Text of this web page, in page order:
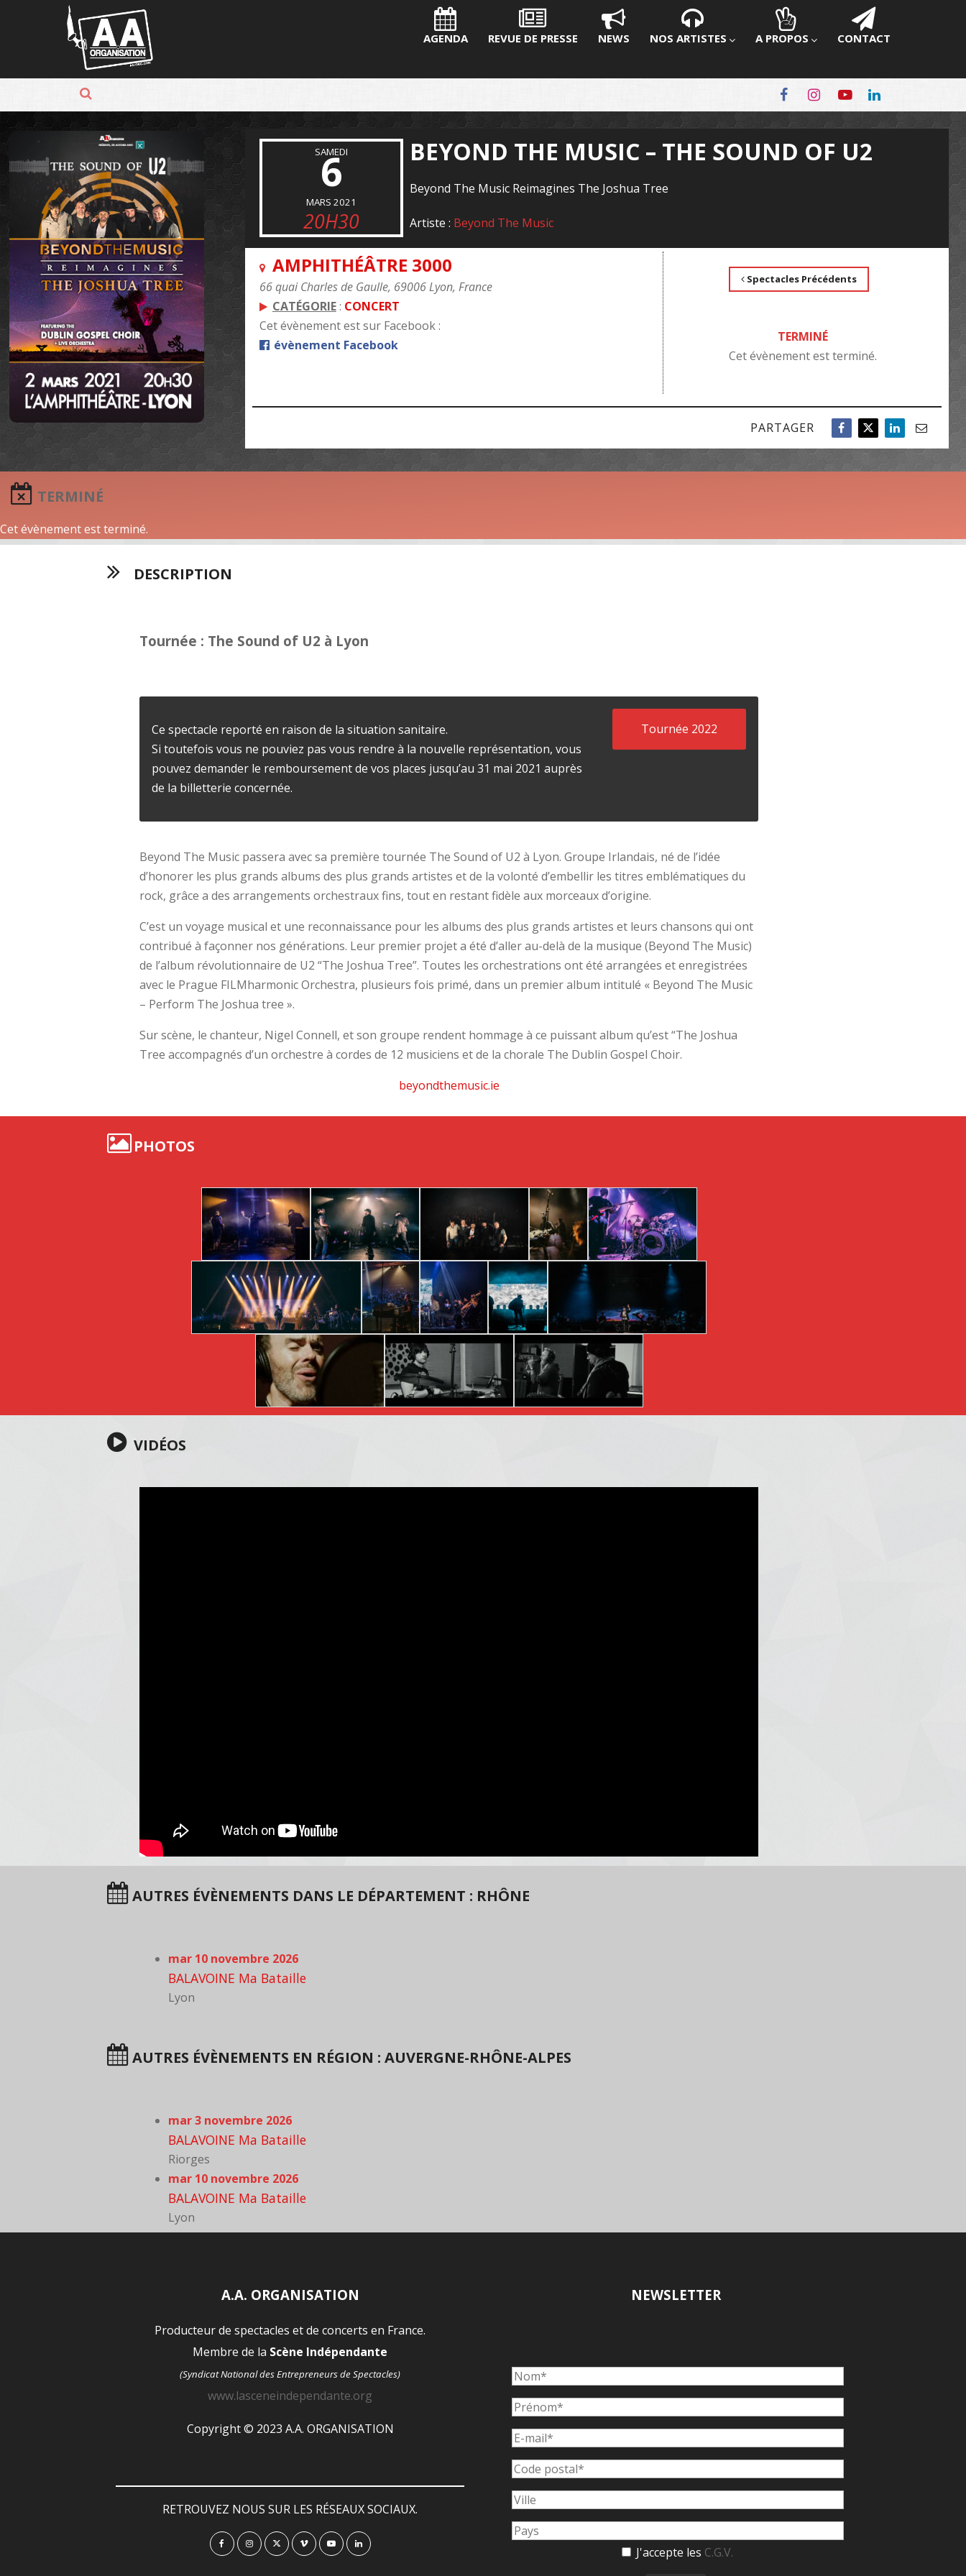
Panneau de gestion des cookies
AGENDA REVUE DE PRESSE NEWS NOS ARTISTES A PROPOS CONTACT
SAMEDI
6
MARS 2021
20H30
BEYOND THE MUSIC – THE SOUND OF U2
Beyond The Music Reimagines The Joshua Tree
Artiste : Beyond The Music
AMPHITHÉÂTRE 3000
66 quai Charles de Gaulle, 69006 Lyon, France
CATÉGORIE: CONCERT
Cet évènement est sur Facebook :
évènement Facebook
Spectacles Précédents
TERMINÉ
Cet évènement est terminé.
PARTAGER
TERMINÉ
Cet évènement est terminé.
DESCRIPTION
Tournée : The Sound of U2 à Lyon
Ce spectacle reporté en raison de la situation sanitaire.
Si toutefois vous ne pouviez pas vous rendre à la nouvelle représentation, vous
pouvez demander le remboursement de vos places jusqu’au 31 mai 2021 auprès
de la billetterie concernée.
Tournée 2022
Beyond The Music passera avec sa première tournée The Sound of U2 à Lyon. Groupe Irlandais, né de l’idée
d’honorer les plus grands albums des plus grands artistes et de la volonté d’embellir les titres emblématiques du
rock, grâce a des arrangements orchestraux fins, tout en restant fidèle aux morceaux d’origine.
C’est un voyage musical et une reconnaissance pour les albums des plus grands artistes et leurs chansons qui ont
contribué à façonner nos générations. Leur premier projet a été d’aller au-delà de la musique (Beyond The Music)
de l’album révolutionnaire de U2 “The Joshua Tree”. Toutes les orchestrations ont été arrangées et enregistrées
avec le Prague FILMharmonic Orchestra, plusieurs fois primé, dans un premier album intitulé « Beyond The Music
– Perform The Joshua tree ».
Sur scène, le chanteur, Nigel Connell, et son groupe rendent hommage à ce puissant album qu’est “The Joshua
Tree accompagnés d’un orchestre à cordes de 12 musiciens et de la chorale The Dublin Gospel Choir.
beyondthemusic.ie
PHOTOS
VIDÉOS
AUTRES ÉVÈNEMENTS DANS LE DÉPARTEMENT : RHÔNE
mar 10 novembre 2026
BALAVOINE Ma Bataille
Lyon
AUTRES ÉVÈNEMENTS EN RÉGION : AUVERGNE-RHÔNE-ALPES
mar 3 novembre 2026
BALAVOINE Ma Bataille
Riorges
mar 10 novembre 2026
BALAVOINE Ma Bataille
Lyon
A.A. ORGANISATION
Producteur de spectacles et de concerts en France.
Membre de la Scène Indépendante
(Syndicat National des Entrepreneurs de Spectacles)
www.lasceneindependante.org
Copyright © 2023 A.A. ORGANISATION
RETROUVEZ NOUS SUR LES RÉSEAUX SOCIAUX.
NEWSLETTER
J'accepte les C.G.V.